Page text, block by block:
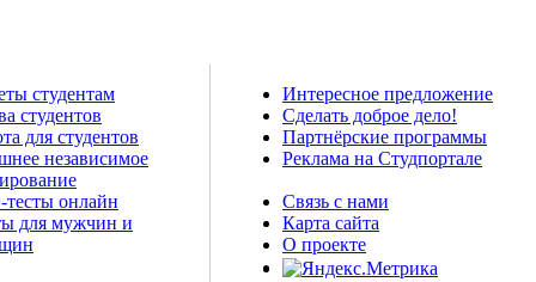
студентам
студентов
для студентов
независимое
онлайн
для мужчин и
Интересное предложение
Сделать доброе дело!
Партнёрские программы
Реклама на Студпортале
Связь с нами
Карта сайта
О проекте